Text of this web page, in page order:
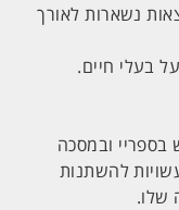
נשארות לאורך
בעלי חיים.
בספריי ובמסכה
להשתנות
שלו.